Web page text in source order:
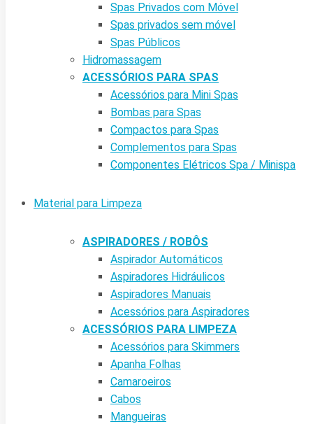
Spas Privados com Móvel
Spas privados sem móvel
Spas Públicos
Hidromassagem
ACESSÓRIOS PARA SPAS
Acessórios para Mini Spas
Bombas para Spas
Compactos para Spas
Complementos para Spas
Componentes Elétricos Spa / Minispa
Material para Limpeza
ASPIRADORES / ROBÔS
Aspirador Automáticos
Aspiradores Hidráulicos
Aspiradores Manuais
Acessórios para Aspiradores
ACESSÓRIOS PARA LIMPEZA
Acessórios para Skimmers
Apanha Folhas
Camaroeiros
Cabos
Mangueiras